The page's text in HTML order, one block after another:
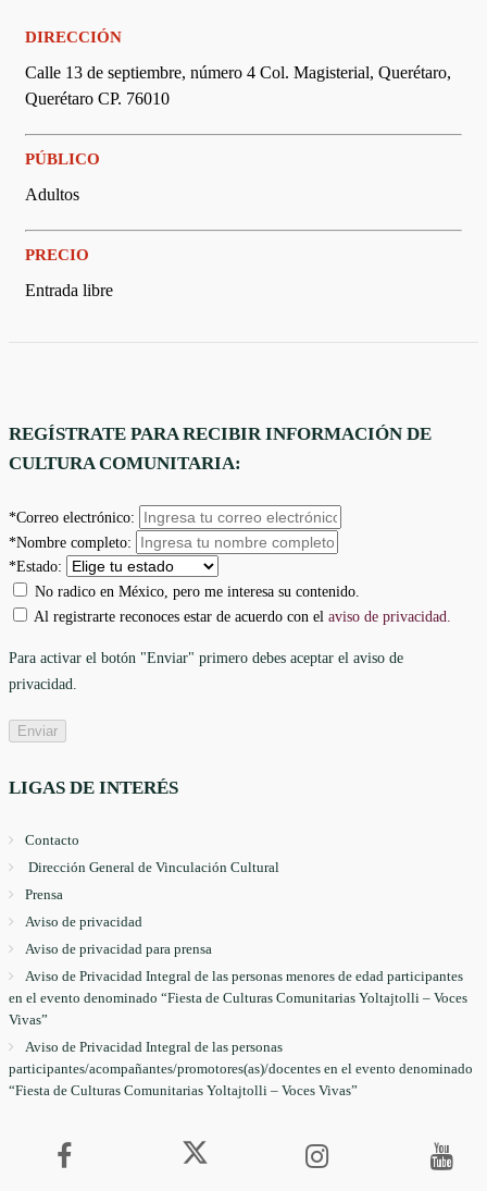
DIRECCIÓN
Calle 13 de septiembre, número 4 Col. Magisterial, Querétaro,
Querétaro CP. 76010
PÚBLICO
Adultos
PRECIO
Entrada libre
REGÍSTRATE PARA RECIBIR INFORMACIÓN DE
CULTURA COMUNITARIA:
*Correo electrónico:
*Nombre completo:
*Estado:
No radico en México, pero me interesa su contenido.
Al registrarte reconoces estar de acuerdo con el aviso de privacidad.
Para activar el botón "Enviar" primero debes aceptar el aviso de
privacidad.
LIGAS DE INTERÉS
Contacto
Dirección General de Vinculación Cultural
Prensa
Aviso de privacidad
Aviso de privacidad para prensa
Aviso de Privacidad Integral de las personas menores de edad participantes
en el evento denominado “Fiesta de Culturas Comunitarias Yoltajtolli – Voces
Vivas”
Aviso de Privacidad Integral de las personas
participantes/acompañantes/promotores(as)/docentes en el evento denominado
“Fiesta de Culturas Comunitarias Yoltajtolli – Voces Vivas”